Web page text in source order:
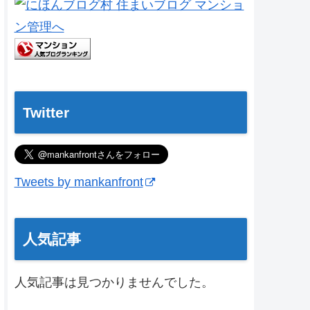
Twitter
Tweets by mankanfront
人気記事
人気記事は見つかりませんでした。